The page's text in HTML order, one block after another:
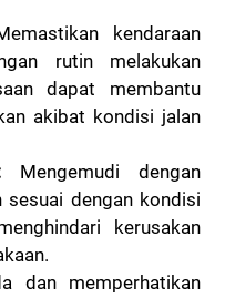
kendaraan
rutin melakukan
dapat membantu
akibat kondisi jalan
Mengemudi dengan
sesuai dengan kondisi
kerusakan
dan memperhatikan